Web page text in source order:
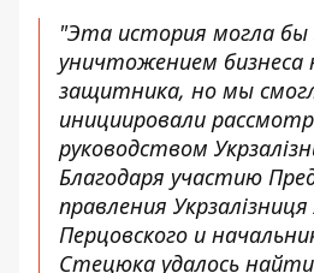
"Эта история могла бы
уничтожением бизнеса
защитника, но мы
инициировали
руководством
Благодаря участию
правления
Перцовского и
Стецюка удалось